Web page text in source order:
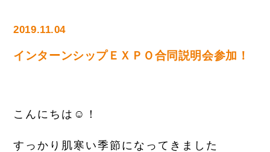
2019.11.04
インターンシップＥＸＰＯ合同説明会参加！
こんにちは☺！
すっかり肌寒い季節になってきました